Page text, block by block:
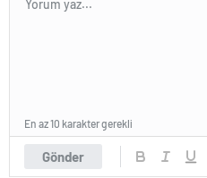
Gönder
En az 10 karakter gerekli